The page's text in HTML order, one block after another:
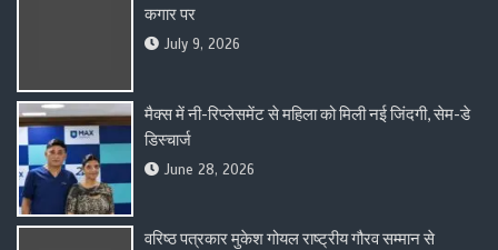
कगार पर
July 9, 2026
मैक्स में नी-रिप्लेसमेंट से महिला को मिली नई जिंदगी, सेम-डे
डिस्चार्ज
June 28, 2026
वरिष्ठ पत्रकार मुकेश गोयल राष्ट्रीय गौरव सम्मान से